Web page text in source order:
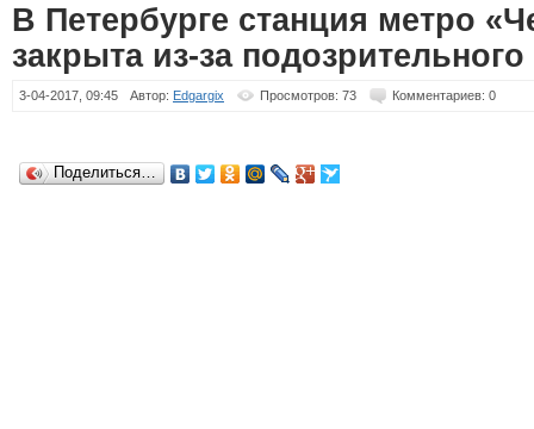
пакета
В Петербурге станция метро
закрыта из-за подозрительного
3-04-2017, 09:45 Автор: Edgargix Просмотров: 73 Комментариев: 0
Поделиться…